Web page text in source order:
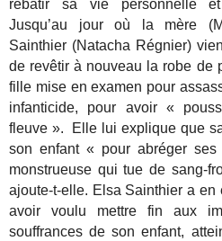
rebâtir sa vie personnelle
Jusqu’au jour où la mère
Sainthier (Natacha Régnier)
de revêtir à nouveau la robe de
fille mise en examen pour
infanticide, pour avoir «
fleuve ». Elle lui explique que
son enfant « pour abréger
monstrueuse qui tue de sang-
ajoute-t-elle. Elsa Sainthier a en
avoir voulu mettre fin aux
souffrances de son enfant,